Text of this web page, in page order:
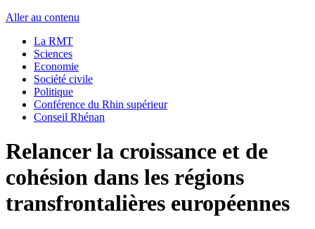
Aller au contenu
La RMT
Sciences
Economie
Société civile
Politique
Conférence du Rhin supérieur
Conseil Rhénan
Relancer la croissance et de
cohésion dans les régions
transfrontalières européennes